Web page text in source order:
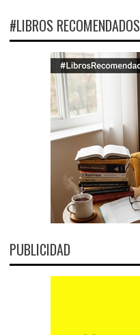
#LIBROS RECOMENDADOS
PUBLICIDAD